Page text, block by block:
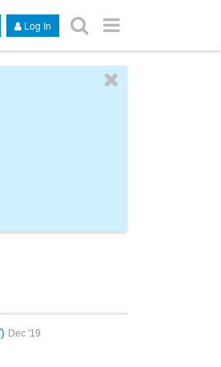
Log In
Dec '19